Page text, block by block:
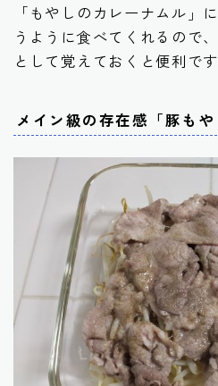
「もやしのカレーナムル」
うように食べてくれるので
として覚えておくと便利です
メイン級の存在感「豚もや